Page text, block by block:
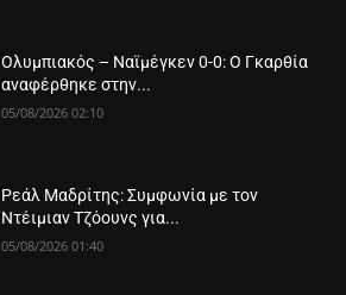
Ολυμπιακός – Ναϊμέγκεν 0-0: Ο Γκαρθία
αναφέρθηκε στην...
05/08/2026 02:10
Ρεάλ Μαδρίτης: Συμφωνία με τον
Ντέιμιαν Τζόουνς για...
05/08/2026 01:40